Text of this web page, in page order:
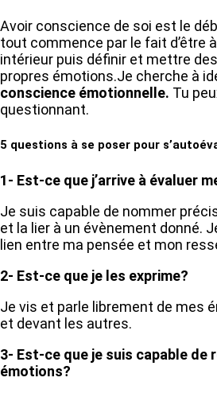
Avoir conscience de soi est le
tout commence par le fait d’être
intérieur puis définir et mettre
propres émotions.Je cherche à
conscience émotionnelle. Tu
questionnant.
5 questions à se poser pour
1- Est-ce que j’arrive à évaluer
Je suis capable de nommer
et la lier à un évènement donné.
lien entre ma pensée et mon
2- Est-ce que je les exprime?
Je vis et parle librement de mes
et devant les autres.
3- Est-ce que je suis capable de
émotions?